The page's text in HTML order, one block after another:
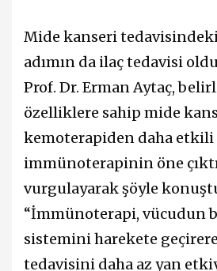
Mide kanseri
adımın da ilaç tedavisi
Prof. Dr. Erman Aytaç,
özelliklere sahip mide
kemoterapiden daha etkili
immünoterapinin öne
vurgulayarak şöyle
“İmmünoterapi, vücudun
sistemini harekete
tedavisini daha az yan